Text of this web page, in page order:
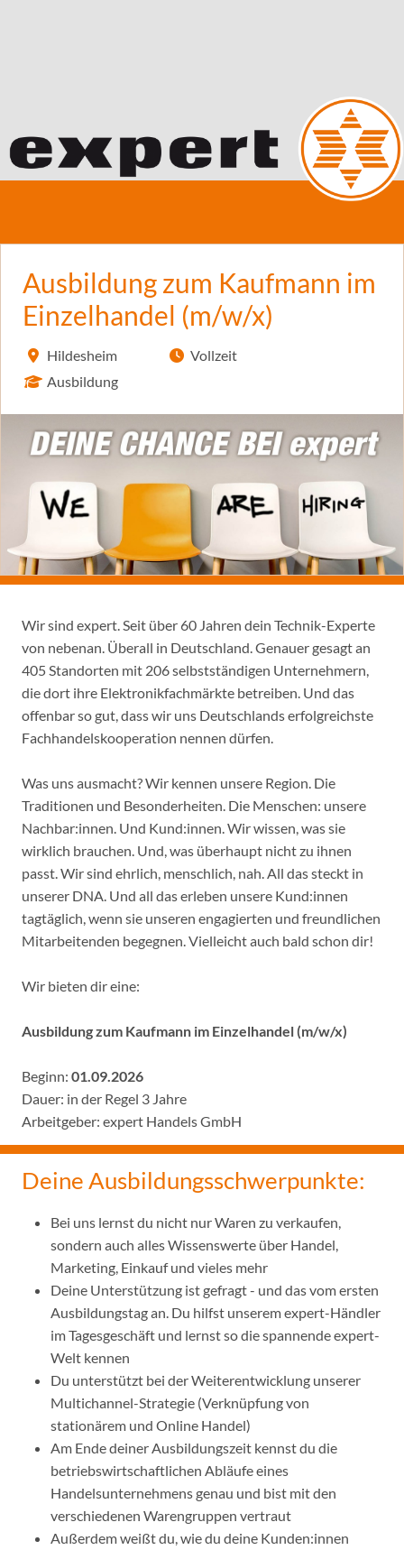
Ausbildung zum Kaufmann im
Einzelhandel (m/w/x)
Hildesheim
Ausbildung
Vollzeit
Wir sind expert. Seit über 60 Jahren dein Technik-Experte
von nebenan. Überall in Deutschland. Genauer gesagt an
405 Standorten mit 206 selbstständigen Unternehmern,
die dort ihre Elektronikfachmärkte betreiben. Und das
offenbar so gut, dass wir uns Deutschlands erfolgreichste
Fachhandelskooperation nennen dürfen.
Was uns ausmacht? Wir kennen unsere Region. Die
Traditionen und Besonderheiten. Die Menschen: unsere
Nachbar:innen. Und Kund:innen. Wir wissen, was sie
wirklich brauchen. Und, was überhaupt nicht zu ihnen
passt. Wir sind ehrlich, menschlich, nah. All das steckt in
unserer DNA. Und all das erleben unsere Kund:innen
tagtäglich, wenn sie unseren engagierten und freundlichen
Mitarbeitenden begegnen. Vielleicht auch bald schon dir!
Wir bieten dir eine:
Ausbildung zum Kaufmann im Einzelhandel (m/w/x)
Beginn: 01.09.2026
Dauer: in der Regel 3 Jahre
Arbeitgeber: expert Handels GmbH
Deine Ausbildungsschwerpunkte:
Bei uns lernst du nicht nur Waren zu verkaufen,
sondern auch alles Wissenswerte über Handel,
Marketing, Einkauf und vieles mehr
Deine Unterstützung ist gefragt - und das vom ersten
Ausbildungstag an. Du hilfst unserem expert-Händler
im Tagesgeschäft und lernst so die spannende expert-
Welt kennen
Du unterstützt bei der Weiterentwicklung unserer
Multichannel-Strategie (Verknüpfung von
stationärem und Online Handel)
Am Ende deiner Ausbildungszeit kennst du die
betriebswirtschaftlichen Abläufe eines
Handelsunternehmens genau und bist mit den
verschiedenen Warengruppen vertraut
Außerdem weißt du, wie du deine Kunden:innen